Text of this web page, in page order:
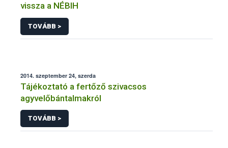
vissza a NÉBIH
TOVÁBB >
2014. szeptember 24, szerda
Tájékoztató a fertőző szivacsos
agyvelőbántalmakról
TOVÁBB >